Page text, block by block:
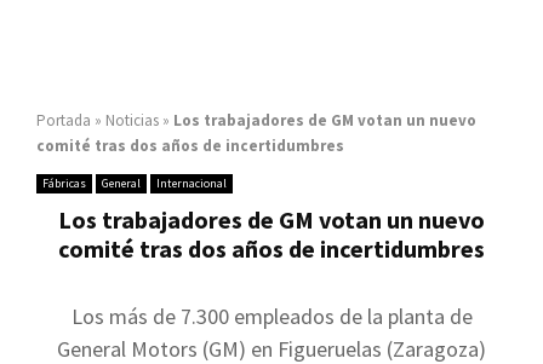
Portada » Noticias » Los trabajadores de GM votan un nuevo
comité tras dos años de incertidumbres
Fábricas General Internacional
Los trabajadores de GM votan un nuevo
comité tras dos años de incertidumbres
Los más de 7.300 empleados de la planta de
General Motors (GM) en Figueruelas (Zaragoza)